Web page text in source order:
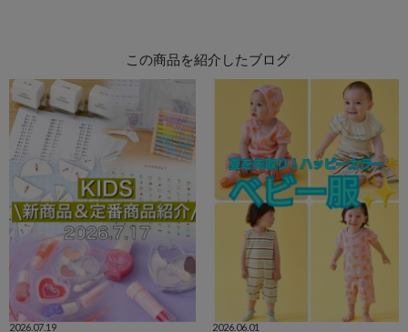
この商品を紹介したブログ
2026.07.19 2026.06.01